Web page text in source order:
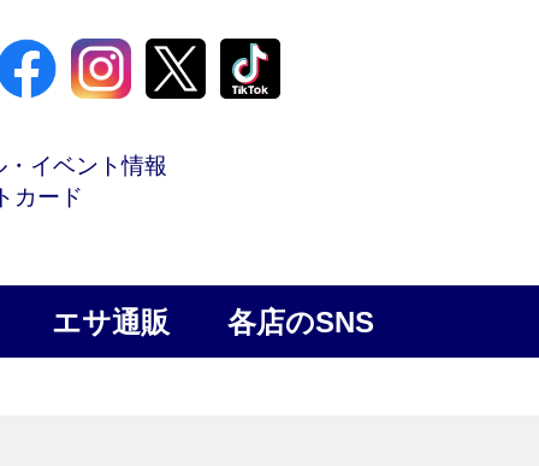
・イベント情報
カード
エサ通販 各店のSNS